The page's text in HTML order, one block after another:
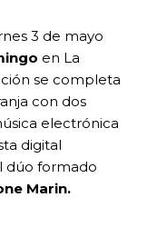
3 de mayo
en La
se completa
con dos
electrónica
digital
dúo formado
Marin.